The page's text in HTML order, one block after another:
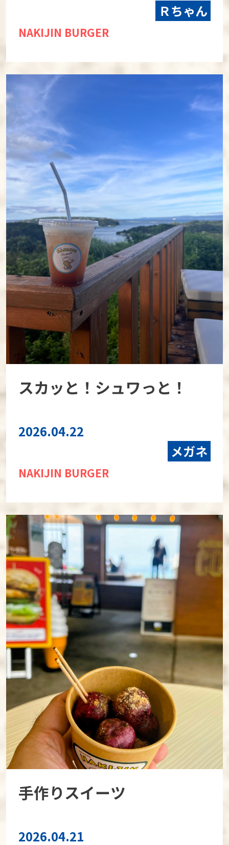
Ｒちゃん
NAKIJIN BURGER
スカッと！シュワっと！
2026.04.22
メガネ
NAKIJIN BURGER
手作りスイーツ
2026.04.21